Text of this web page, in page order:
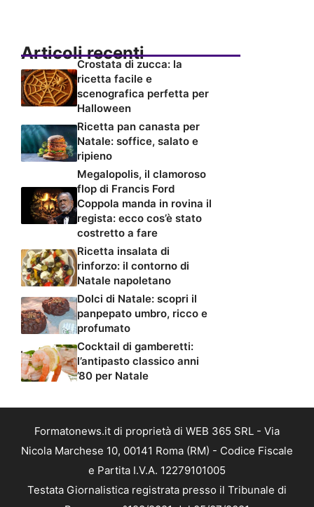
Articoli recenti
Crostata di zucca: la
ricetta facile e
scenografica perfetta per
Halloween
Ricetta pan canasta per
Natale: soffice, salato e
ripieno
Megalopolis, il clamoroso
flop di Francis Ford
Coppola manda in rovina il
regista: ecco cos’è stato
costretto a fare
Ricetta insalata di
rinforzo: il contorno di
Natale napoletano
Dolci di Natale: scopri il
panpepato umbro, ricco e
profumato
Cocktail di gamberetti:
l’antipasto classico anni
’80 per Natale
Formatonews.it di proprietà di WEB 365 SRL - Via
Nicola Marchese 10, 00141 Roma (RM) - Codice Fiscale
e Partita I.V.A. 12279101005
Testata Giornalistica registrata presso il Tribunale di